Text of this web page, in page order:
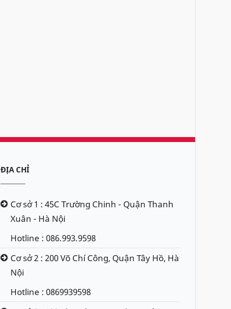
ĐỊA CHỈ
Cơ sở 1 : 45C Trường Chinh - Quận Thanh
Xuân - Hà Nội
Hotline : 086.993.9598
Cơ sở 2 : 200 Võ Chí Công, Quận Tây Hồ, Hà
Nội
Hotline : 0869939598